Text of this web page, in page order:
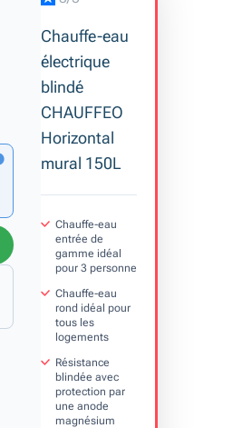
Chauffe-eau
électrique
blindé
CHAUFFEO
Horizontal
mural 150L
Chauffe-eau
entrée de
gamme idéal
pour 3 personne
Chauffe-eau
rond idéal pour
tous les
logements
Résistance
blindée avec
protection par
une anode
magnésium